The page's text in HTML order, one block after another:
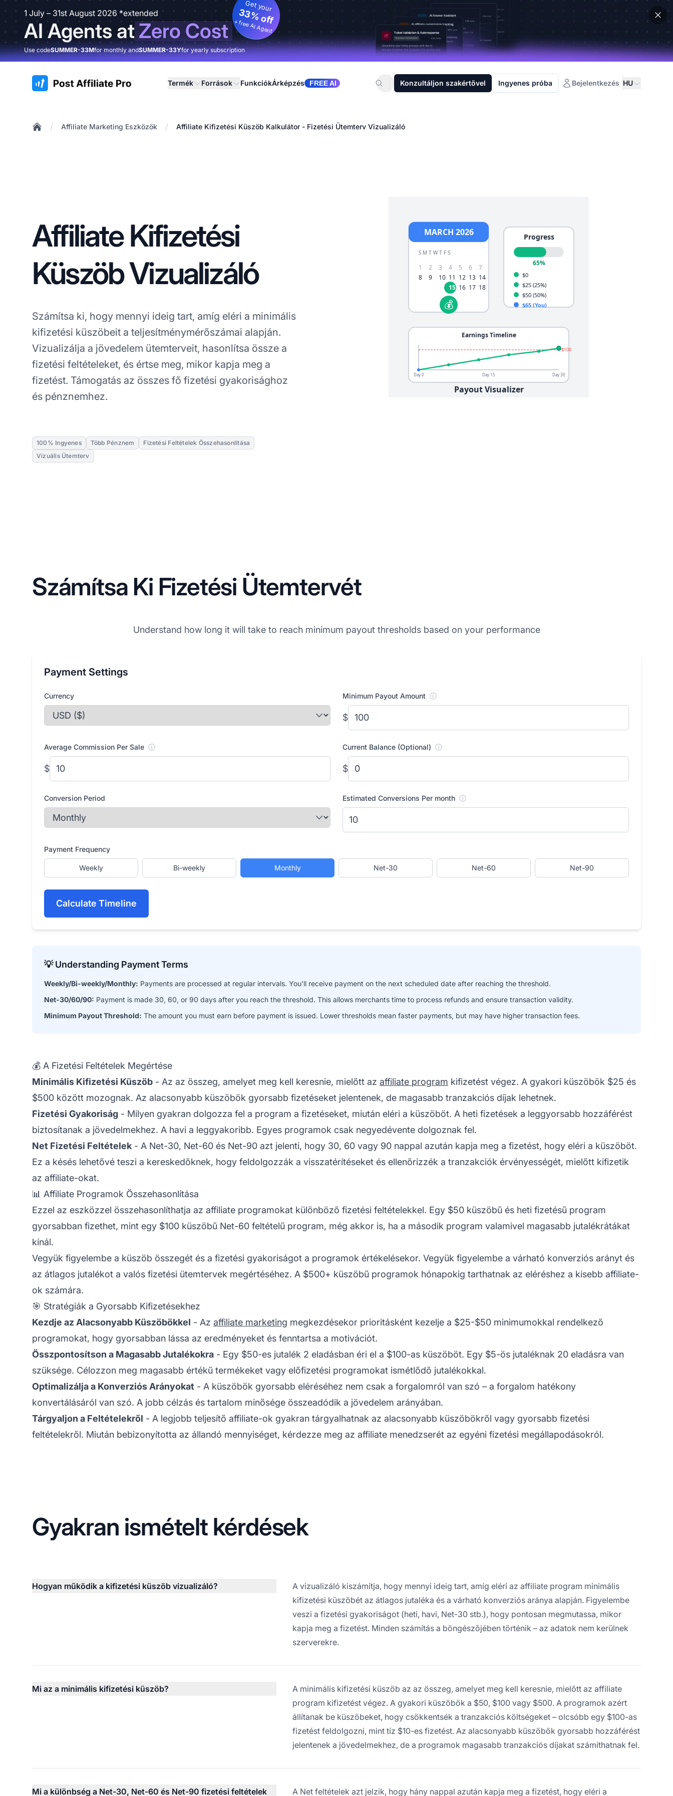
1 July – 31st August 2026 *extended
AI Agents atZero Cost
Get your
33% off
+ free AI Agent
Use codeSUMMER-33Mfor monthly andSUMMER-33Yfor yearly subscription
:site.title Termék Források FunkciókÁrképzés FREE AI Konzultáljon szakértővel Ingyenes próba Bejelentkezés HU
/ Affiliate Marketing Eszközök / Affiliate Kifizetési Küszöb Kalkulátor - Fizetési Ütemterv Vizualizáló
Affiliate Kifizetési
Küszöb Vizualizáló
Számítsa ki, hogy mennyi ideig tart, amíg eléri a minimális
kifizetési küszöbeit a teljesítménymérőszámai alapján.
Vizualizálja a jövedelem ütemterveit, hasonlítsa össze a
fizetési feltételeket, és értse meg, mikor kapja meg a
fizetést. Támogatás az összes fő fizetési gyakorisághoz
és pénznemhez.
100% Ingyenes Több Pénznem
Fizetési Feltételek Összehasonlítása
Vizuális Ütemterv
Számítsa Ki Fizetési Ütemtervét
Understand how long it will take to reach minimum payout thresholds based on your performance
Payment Settings
Currency Minimum Payout Amount ⓘ
$
Average Commission Per Sale ⓘ
$
Current Balance (Optional) ⓘ
$
Conversion Period Estimated Conversions Per month ⓘ
Payment Frequency
Weekly Bi-weekly Monthly Net-30 Net-60 Net-90
Calculate Timeline
💡 Understanding Payment Terms
Weekly/Bi-weekly/Monthly: Payments are processed at regular intervals. You'll receive payment on the next scheduled date after reaching the threshold.
Net-30/60/90: Payment is made 30, 60, or 90 days after you reach the threshold. This allows merchants time to process refunds and ensure transaction validity.
Minimum Payout Threshold: The amount you must earn before payment is issued. Lower thresholds mean faster payments, but may have higher transaction fees.
💰 A Fizetési Feltételek Megértése
Minimális Kifizetési Küszöb - Az az összeg, amelyet meg kell keresnie, mielőtt az affiliate program kifizetést végez. A gyakori küszöbök $25 és
$500 között mozognak. Az alacsonyabb küszöbök gyorsabb fizetéseket jelentenek, de magasabb tranzakciós díjak lehetnek.
Fizetési Gyakoriság - Milyen gyakran dolgozza fel a program a fizetéseket, miután eléri a küszöböt. A heti fizetések a leggyorsabb hozzáférést
biztosítanak a jövedelmekhez. A havi a leggyakoribb. Egyes programok csak negyedévente dolgoznak fel.
Net Fizetési Feltételek - A Net-30, Net-60 és Net-90 azt jelenti, hogy 30, 60 vagy 90 nappal azután kapja meg a fizetést, hogy eléri a küszöböt.
Ez a késés lehetővé teszi a kereskedőknek, hogy feldolgozzák a visszatérítéseket és ellenőrizzék a tranzakciók érvényességét, mielőtt kifizetik
az affiliate-okat.
📊 Affiliate Programok Összehasonlítása
Ezzel az eszközzel összehasonlíthatja az affiliate programokat különböző fizetési feltételekkel. Egy $50 küszöbű és heti fizetésű program
gyorsabban fizethet, mint egy $100 küszöbű Net-60 feltételű program, még akkor is, ha a második program valamivel magasabb jutalékrátákat
kínál.
Vegyük figyelembe a küszöb összegét és a fizetési gyakoriságot a programok értékelésekor. Vegyük figyelembe a várható konverziós arányt és
az átlagos jutalékot a valós fizetési ütemtervek megértéséhez. A $500+ küszöbű programok hónapokig tarthatnak az eléréshez a kisebb affiliate-
ok számára.
🎯 Stratégiák a Gyorsabb Kifizetésekhez
Kezdje az Alacsonyabb Küszöbökkel - Az affiliate marketing megkezdésekor prioritásként kezelje a $25-$50 minimumokkal rendelkező
programokat, hogy gyorsabban lássa az eredményeket és fenntartsa a motivációt.
Összpontosítson a Magasabb Jutalékokra - Egy $50-es jutalék 2 eladásban éri el a $100-as küszöböt. Egy $5-ös jutaléknak 20 eladásra van
szüksége. Célozzon meg magasabb értékű termékeket vagy előfizetési programokat ismétlődő jutalékokkal.
Optimalizálja a Konverziós Arányokat - A küszöbök gyorsabb eléréséhez nem csak a forgalomról van szó – a forgalom hatékony
konvertálásáról van szó. A jobb célzás és tartalom minősége összeadódik a jövedelem arányában.
Tárgyaljon a Feltételekről - A legjobb teljesítő affiliate-ok gyakran tárgyalhatnak az alacsonyabb küszöbökről vagy gyorsabb fizetési
feltételekről. Miután bebizonyította az állandó mennyiséget, kérdezze meg az affiliate menedzserét az egyéni fizetési megállapodásokról.
Gyakran ismételt kérdések
Hogyan működik a kifizetési küszöb vizualizáló?
A vizualizáló kiszámítja, hogy mennyi ideig tart, amíg eléri az affiliate program minimális
kifizetési küszöbét az átlagos jutaléka és a várható konverziós aránya alapján. Figyelembe
veszi a fizetési gyakoriságot (heti, havi, Net-30 stb.), hogy pontosan megmutassa, mikor
kapja meg a fizetést. Minden számítás a böngészőjében történik – az adatok nem kerülnek
szerverekre.
Mi az a minimális kifizetési küszöb?
A minimális kifizetési küszöb az az összeg, amelyet meg kell keresnie, mielőtt az affiliate
program kifizetést végez. A gyakori küszöbök a $50, $100 vagy $500. A programok azért
állítanak be küszöbeket, hogy csökkentsék a tranzakciós költségeket – olcsóbb egy $100-as
fizetést feldolgozni, mint tíz $10-es fizetést. Az alacsonyabb küszöbök gyorsabb hozzáférést
jelentenek a jövedelmekhez, de a programok magasabb tranzakciós díjakat számíthatnak fel.
Mi a különbség a Net-30, Net-60 és Net-90 fizetési feltételek A Net feltételek azt jelzik, hogy hány nappal azután kapja meg a fizetést, hogy eléri a